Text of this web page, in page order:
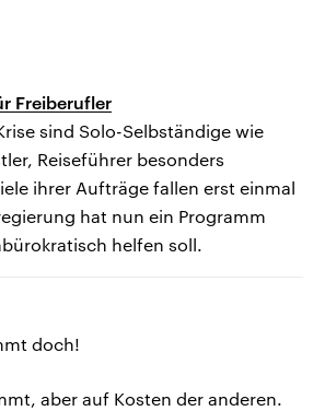
Freiberufler
sind Solo-Selbständige wie
Reiseführer besonders
ihrer Aufträge fallen erst einmal
hat nun ein Programm
helfen soll.
doch!
aber auf Kosten der anderen.